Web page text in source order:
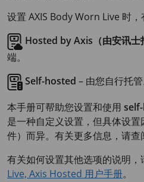
设置 AXIS BodyWorn Live 时，
Hosted by Axis（由安讯士
端。
Self-hosted – 由您自行托管
本手册可帮助您设置和使用
是一种自定义设置，但具体设
件）而异。有关更多信息，请查
有关如何设置其他选项的说明，
Live, Axis Hosted 用户手册。